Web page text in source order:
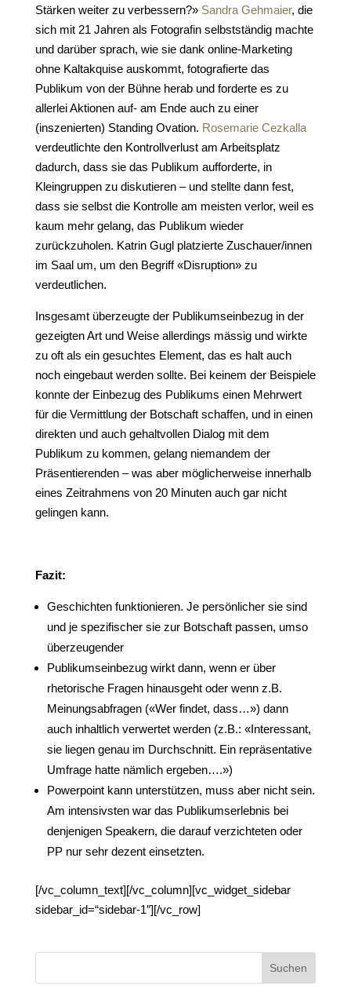
Stärken weiter zu verbessern?» Sandra Gehmaier, die
sich mit 21 Jahren als Fotografin selbstständig machte
und darüber sprach, wie sie dank online-Marketing
ohne Kaltakquise auskommt, fotografierte das
Publikum von der Bühne herab und forderte es zu
allerlei Aktionen auf- am Ende auch zu einer
(inszenierten) Standing Ovation. Rosemarie Cezkalla
verdeutlichte den Kontrollverlust am Arbeitsplatz
dadurch, dass sie das Publikum aufforderte, in
Kleingruppen zu diskutieren – und stellte dann fest,
dass sie selbst die Kontrolle am meisten verlor, weil es
kaum mehr gelang, das Publikum wieder
zurückzuholen. Katrin Gugl platzierte Zuschauer/innen
im Saal um, um den Begriff «Disruption» zu
verdeutlichen.
Insgesamt überzeugte der Publikumseinbezug in der
gezeigten Art und Weise allerdings mässig und wirkte
zu oft als ein gesuchtes Element, das es halt auch
noch eingebaut werden sollte. Bei keinem der Beispiele
konnte der Einbezug des Publikums einen Mehrwert
für die Vermittlung der Botschaft schaffen, und in einen
direkten und auch gehaltvollen Dialog mit dem
Publikum zu kommen, gelang niemandem der
Präsentierenden – was aber möglicherweise innerhalb
eines Zeitrahmens von 20 Minuten auch gar nicht
gelingen kann.
Fazit:
Geschichten funktionieren. Je persönlicher sie sind
und je spezifischer sie zur Botschaft passen, umso
überzeugender
Publikumseinbezug wirkt dann, wenn er über
rhetorische Fragen hinausgeht oder wenn z.B.
Meinungsabfragen («Wer findet, dass…») dann
auch inhaltlich verwertet werden (z.B.: «Interessant,
sie liegen genau im Durchschnitt. Ein repräsentative
Umfrage hatte nämlich ergeben….»)
Powerpoint kann unterstützen, muss aber nicht sein.
Am intensivsten war das Publikumserlebnis bei
denjenigen Speakern, die darauf verzichteten oder
PP nur sehr dezent einsetzten.
[/vc_column_text][/vc_column][vc_widget_sidebar
sidebar_id=“sidebar-1″][/vc_row]